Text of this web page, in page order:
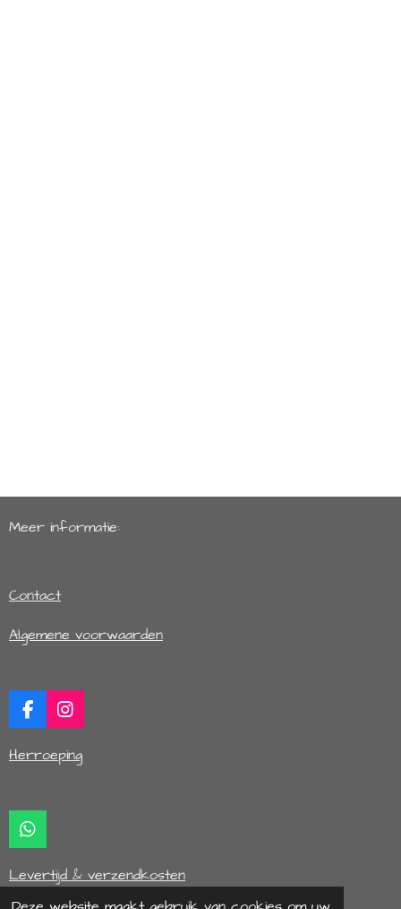
Meer informatie:
Contact
Algemene voorwaarden
F
a
c
e
o
k
I
n
s
t
Herroeping
W
h
a
t
s
Levertijd & verzendkosten